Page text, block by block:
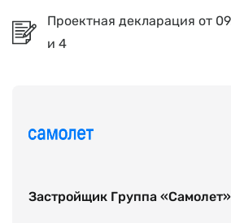
Проектная декларация от
и 4
Застройщик Группа «Самолет»